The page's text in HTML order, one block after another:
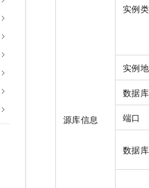
源库信息
实例
实例
数据
端口
数据